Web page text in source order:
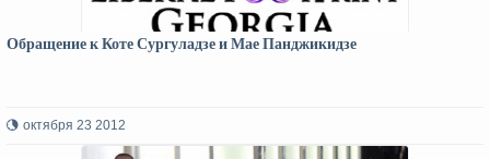
Обращение к Коте Сургуладзе и Мае Панджикидзе
октября 23 2012